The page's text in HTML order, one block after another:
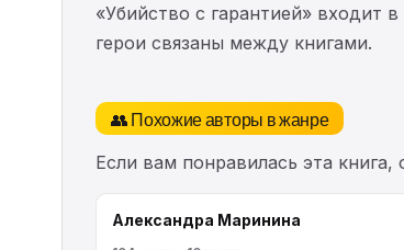
«Убийство с гарантией» входит
герои связаны между книгами.
👥 Похожие авторы в жанре
Если вам понравилась эта
Александра Маринина